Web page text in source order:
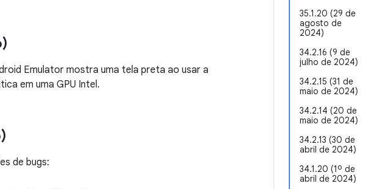
35.1.20 (29 de
agosto de
2024)
34.2.16 (9 de
julho de 2024)
34.2.15 (31 de
maio de 2024)
34.2.14 (20 de
maio de 2024)
34.2.13 (30 de
abril de 2024)
34.1.20 (1º de
abril de 2024)
Emulator mostra uma tela preta ao usar a
em uma GPU Intel.
de bugs: